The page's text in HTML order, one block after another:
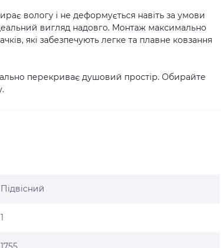
вологу і не деформується навіть за умови
вигляд надовго. Монтаж максимально
які забезпечують легке та плавне ковзання
перекриває душовий простір. Обирайте
Підвісний
1